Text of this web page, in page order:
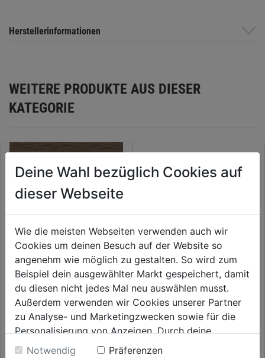
Herstellerinformationen
WEITERE PRODUKTE AUS DIESER
KATEGORIE
Klebefolie Holzoptik Perfect Fix
Eiche dunkel 0,45x2m
0.0 (0)
0.0
von
11,59€
Klebefolie Industrieoptik Rost
blau 0,45x1,5m
0.0 (0)
0.0
von
5
11,99€
Deine Wahl bezüglich Cookies auf
dieser Webseite
Wie die meisten Webseiten verwenden auch wir
Cookies um deinen Besuch auf der Website so
angenehm wie möglich zu gestalten. So wird zum
Beispiel dein ausgewählter Markt gespeichert, damit
du diesen nicht jedes Mal neu auswählen musst.
Außerdem verwenden wir Cookies unserer Partner
zu Analyse- und Marketingzwecken sowie für die
Personalisierung von Anzeigen. Durch deine
Einwilligung werden die Daten von Drittanbieter,
Notwendig
Präferenzen